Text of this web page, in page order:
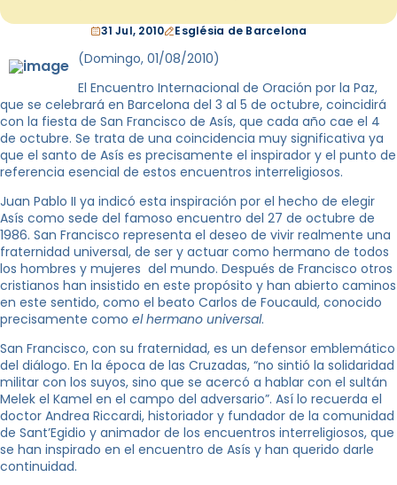
31 Jul, 2010 Església de Barcelona
(Domingo, 01/08/2010)
El Encuentro Internacional de Oración por la Paz,
que se celebrará en Barcelona del 3 al 5 de octubre, coincidirá
con la fiesta de San Francisco de Asís, que cada año cae el 4
de octubre. Se trata de una coincidencia muy significativa ya
que el santo de Asís es precisamente el inspirador y el punto de
referencia esencial de estos encuentros interreligiosos.
Juan Pablo II ya indicó esta inspiración por el hecho de elegir
Asís como sede del famoso encuentro del 27 de octubre de
1986. San Francisco representa el deseo de vivir realmente una
fraternidad universal, de ser y actuar como hermano de todos
los hombres y mujeres del mundo. Después de Francisco otros
cristianos han insistido en este propósito y han abierto caminos
en este sentido, como el beato Carlos de Foucauld, conocido
precisamente como el hermano universal.
San Francisco, con su fraternidad, es un defensor emblemático
del diálogo. En la época de las Cruzadas, “no sintió la solidaridad
militar con los suyos, sino que se acercó a hablar con el sultán
Melek el Kamel en el campo del adversario”. Así lo recuerda el
doctor Andrea Riccardi, historiador y fundador de la comunidad
de Sant’Egidio y animador de los encuentros interreligiosos, que
se han inspirado en el encuentro de Asís y han querido darle
continuidad.